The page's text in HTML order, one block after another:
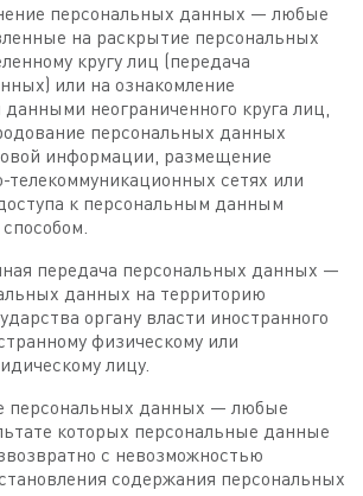
персональных данных — любые
на раскрытие персональных
кругу лиц (передача
или на ознакомление
неограниченного круга лиц,
персональных данных
информации, размещение
сетях или
к персональным данным
передача персональных данных —
данных на территорию
органу власти иностранного
физическому или
лицу.
персональных данных — любые
которых персональные данные
с невозможностью
содержания персональных